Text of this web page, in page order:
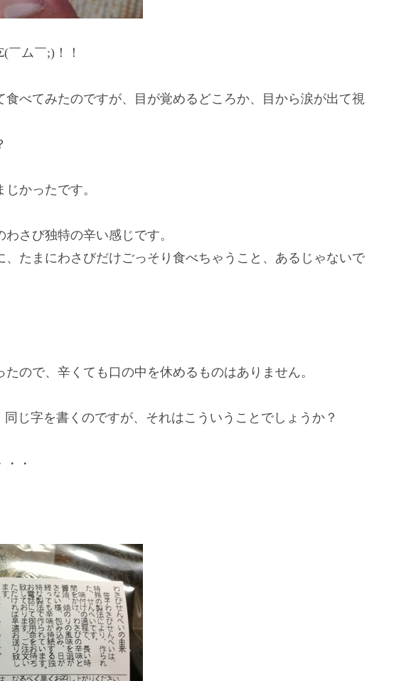
￣ム￣;)！！
べてみたのですが、目が覚めるどころか、目から涙が出て視
かったです。
さび独特の辛い感じです。
たまにわさびだけごっそり食べちゃうこと、あるじゃないで
ので、辛くても口の中を休めるものはありません。
じ字を書くのですが、それはこういうことでしょうか？
・